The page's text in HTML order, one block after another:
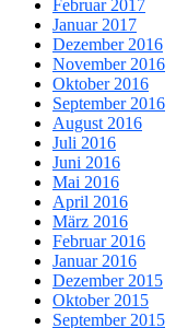
Februar 2017
Januar 2017
Dezember 2016
November 2016
Oktober 2016
September 2016
August 2016
Juli 2016
Juni 2016
Mai 2016
April 2016
März 2016
Februar 2016
Januar 2016
Dezember 2015
Oktober 2015
September 2015